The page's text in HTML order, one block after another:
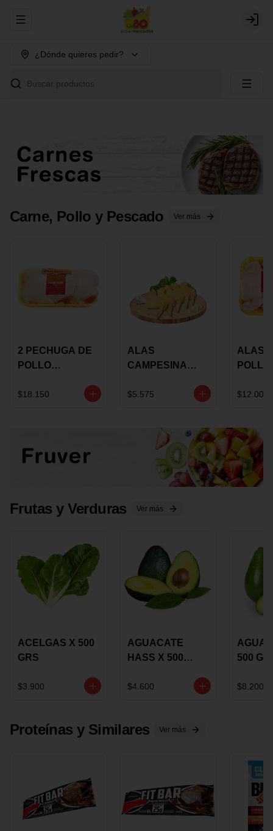
Abrir menu de navegación Login
¿Dónde quieres pedir?
Buscar productos
Carne, Pollo y Pescado Ver más
2 PECHUGA DE
POLLO
MARINADA X
$18.150
ALAS
CAMPESINA
COSTILLAR A
$5.575
ALAS
POLLO
$12.000
Frutas y Verduras Ver más
ACELGAS X 500
GRS
$3.900
AGUACATE
HASS X 500
$4.600
500
$8.200
Proteínas y Similares Ver más